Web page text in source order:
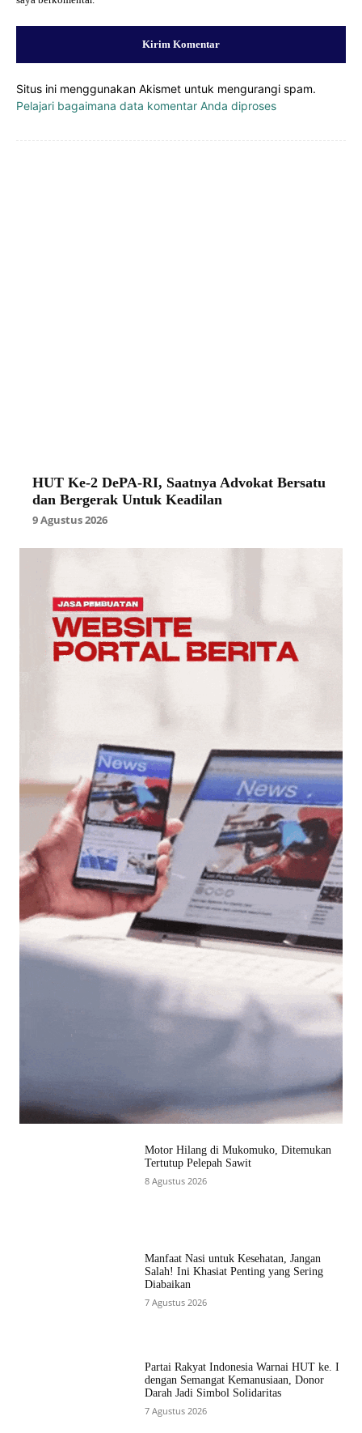
Situs ini menggunakan Akismet untuk mengurangi spam.
Pelajari bagaimana data komentar Anda diproses
HUT Ke-2 DePA-RI, Saatnya Advokat Bersatu
dan Bergerak Untuk Keadilan
9 Agustus 2026
Motor Hilang di Mukomuko, Ditemukan
Tertutup Pelepah Sawit
8 Agustus 2026
Manfaat Nasi untuk Kesehatan, Jangan
Salah! Ini Khasiat Penting yang Sering
Diabaikan
7 Agustus 2026
Partai Rakyat Indonesia Warnai HUT ke. I
dengan Semangat Kemanusiaan, Donor
Darah Jadi Simbol Solidaritas
7 Agustus 2026